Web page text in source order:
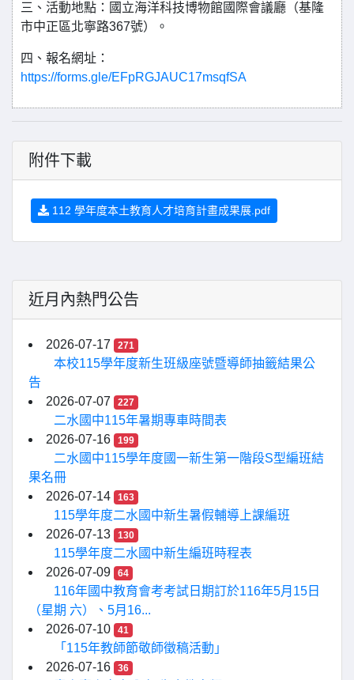
三、活動地點：國立海洋科技博物館國際會議廳（基隆
市中正區北寧路367號）。
四、報名網址：
https://forms.gle/EFpRGJAUC17msqfSA
附件下載
112 學年度本土教育人才培育計畫成果展.pdf
近月內熱門公告
2026-07-17 271
本校115學年度新生班級座號暨導師抽籤結果公
告
2026-07-07
227
二水國中115年暑期專車時間表
2026-07-16
199
二水國中115學年度國一新生第一階段S型編班結
果名冊
2026-07-14
163
115學年度二水國中新生暑假輔導上課編班
2026-07-13
130
115學年度二水國中新生編班時程表
2026-07-09
64
116年國中教育會考考試日期訂於116年5月15日
（星期 六）、5月16...
2026-07-10
41
「115年教師節敬師徵稿活動」
2026-07-16
36